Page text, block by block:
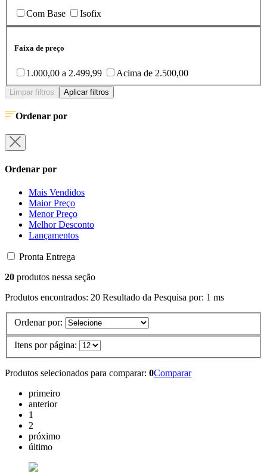
Com Base Isofix
Faixa de preço
1.000,00 a 2.499,99 Acima de 2.500,00
Limpar filtros Aplicar filtros
Ordenar por
Ordenar por
Mais Vendidos
Maior Preço
Menor Preço
Melhor Desconto
Lançamentos
Pronta Entrega
20 produtos nessa seção
Produtos encontrados: 20 Resultado da Pesquisa por: 1 ms
Ordenar por:
Itens por página:
Produtos selecionados para comparar: 0Comparar
primeiro
anterior
1
2
próximo
último